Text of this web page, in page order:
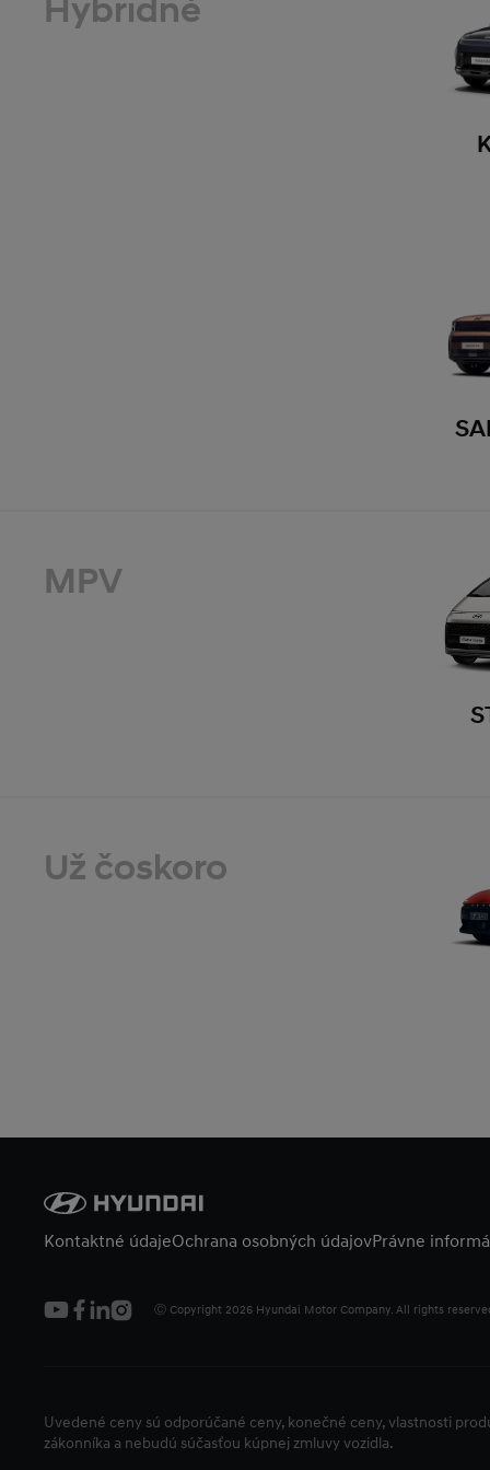
Hybridné
MPV
Už čoskoro
Kontaktné údajeOchrana osobných údajovPrávne
Ⓒ Copyright 2026 Hyundai Motor Company. All rights
Uvedené ceny sú odporúčané ceny, konečné ceny, vlastnosti
zákonníka a nebudú súčasťou kúpnej zmluvy vozidla.